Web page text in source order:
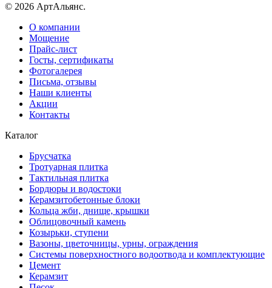
© 2026 АртАльянс.
О компании
Мощение
Прайс-лист
Госты, сертификаты
Фотогалерея
Письма, отзывы
Наши клиенты
Акции
Контакты
Каталог
Брусчатка
Тротуарная плитка
Тактильная плитка
Бордюры и водостоки
Керамзитобетонные блоки
Кольца жби, днище, крышки
Облицовочный камень
Козырьки, ступени
Вазоны, цветочницы, урны, ограждения
Системы поверхностного водоотвода и комплектующие
Цемент
Керамзит